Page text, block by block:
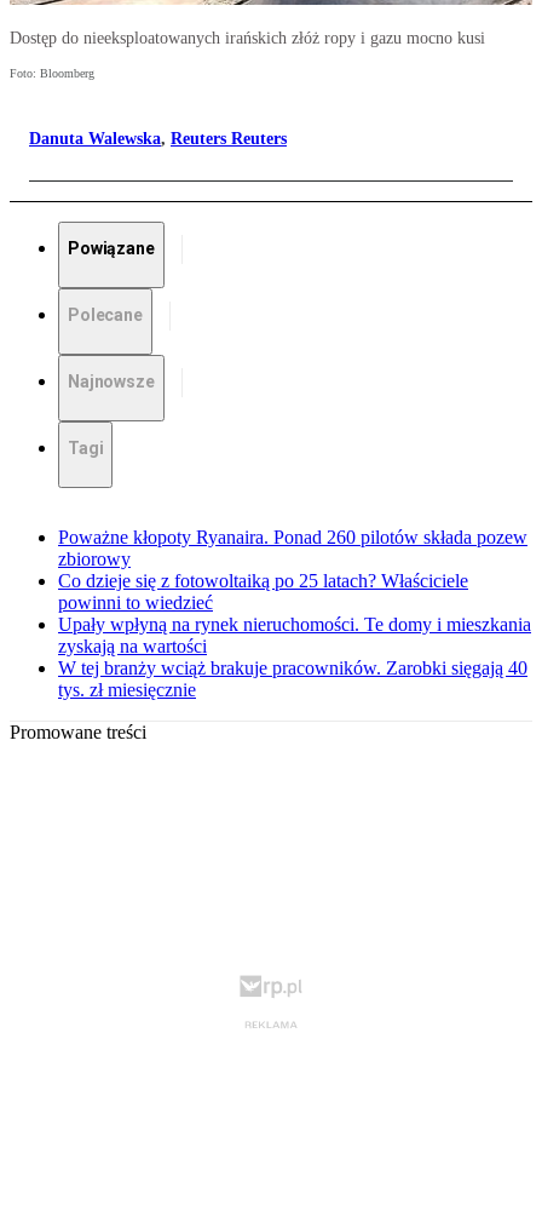
Dostęp do nieeksploatowanych irańskich złóż ropy i gazu mocno kusi
Foto: Bloomberg
Danuta Walewska, Reuters Reuters
Powiązane
Polecane
Najnowsze
Tagi
Poważne kłopoty Ryanaira. Ponad 260 pilotów składa pozew
zbiorowy
Co dzieje się z fotowoltaiką po 25 latach? Właściciele
powinni to wiedzieć
Upały wpłyną na rynek nieruchomości. Te domy i mieszkania
zyskają na wartości
W tej branży wciąż brakuje pracowników. Zarobki sięgają 40
tys. zł miesięcznie
Promowane treści